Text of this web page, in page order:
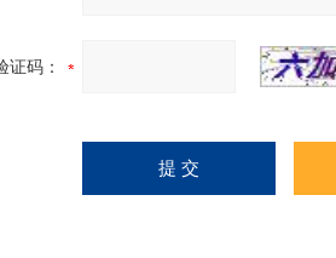
证码：